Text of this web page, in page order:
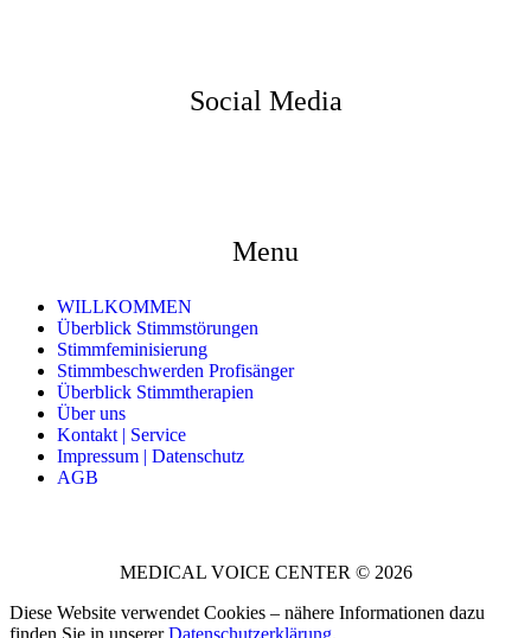
Social Media
Menu
WILLKOMMEN
Überblick Stimmstörungen
Stimmfeminisierung
Stimmbeschwerden Profisänger
Überblick Stimmtherapien
Über uns
Kontakt | Service
Impressum | Datenschutz
AGB
MEDICAL VOICE CENTER © 2026
Diese Website verwendet Cookies – nähere Informationen dazu
finden Sie in unsererDatenschutzerklärung.